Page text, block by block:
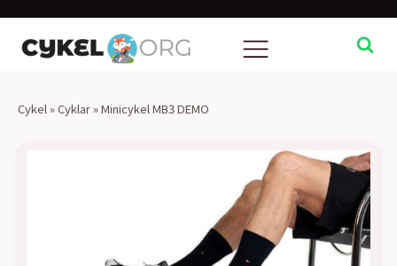
Cykel »Cyklar»Minicykel MB3 DEMO